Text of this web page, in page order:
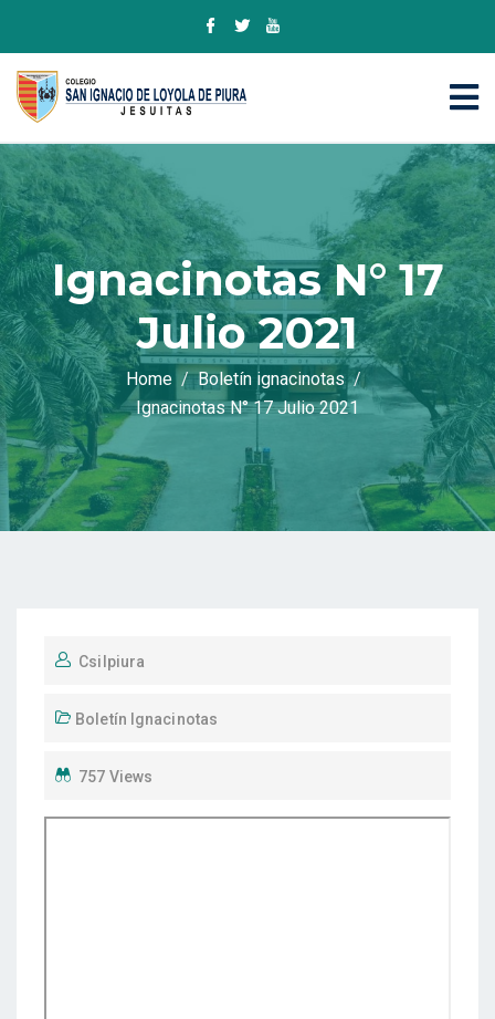
Ignacinotas N° 17
Julio 2021
Home
Boletín ignacinotas
Ignacinotas N° 17 Julio 2021
Csilpiura
Boletín Ignacinotas
757 Views